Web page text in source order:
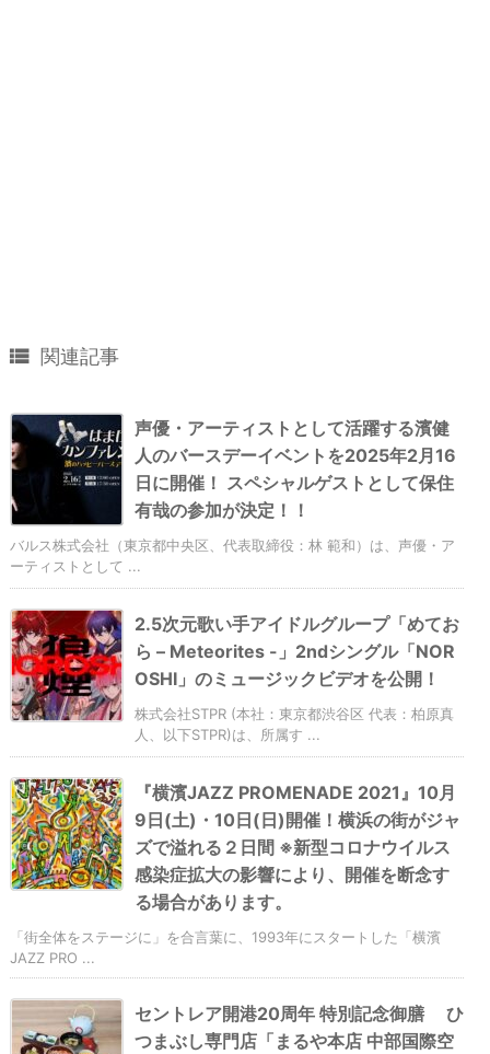
 関連記事
声優・アーティストとして活躍する濱健
人のバースデーイベントを2025年2月16
日に開催！ スペシャルゲストとして保住
有哉の参加が決定！！
バルス株式会社（東京都中央区、代表取締役：林 範和）は、声優・ア
ーティストとして ...
2.5次元歌い手アイドルグループ「めてお
ら – Meteorites -」2ndシングル「NOR
OSHI」のミュージックビデオを公開！
株式会社STPR (本社：東京都渋谷区 代表：柏原真
人、以下STPR)は、所属す ...
『横濱JAZZ PROMENADE 2021』10月
9日(土)・10日(日)開催！横浜の街がジャ
ズで溢れる２日間 ※新型コロナウイルス
感染症拡大の影響により、開催を断念す
る場合があります。
「街全体をステージに」を合言葉に、1993年にスタートした「横濱
JAZZ PRO ...
セントレア開港20周年 特別記念御膳 ひ
つまぶし専門店「まるや本店 中部国際空